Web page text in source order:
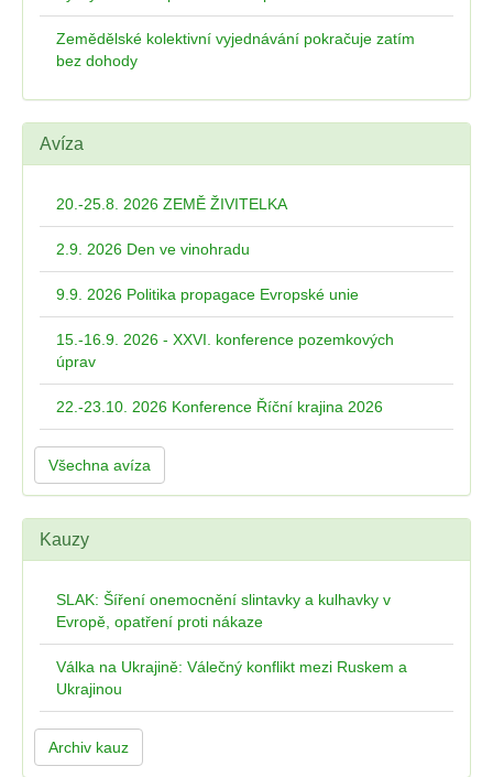
Zemědělské kolektivní vyjednávání pokračuje zatím
bez dohody
Avíza
20.-25.8. 2026 ZEMĚ ŽIVITELKA
2.9. 2026 Den ve vinohradu
9.9. 2026 Politika propagace Evropské unie
15.-16.9. 2026 - XXVI. konference pozemkových
úprav
22.-23.10. 2026 Konference Říční krajina 2026
Všechna avíza
Kauzy
SLAK: Šíření onemocnění slintavky a kulhavky v
Evropě, opatření proti nákaze
Válka na Ukrajině: Válečný konflikt mezi Ruskem a
Ukrajinou
Archiv kauz